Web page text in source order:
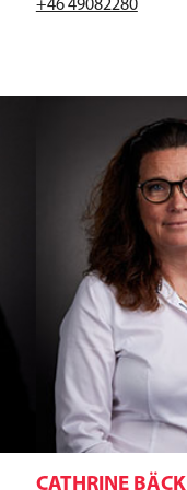
+46 49082280
CATHRINE BÄCK